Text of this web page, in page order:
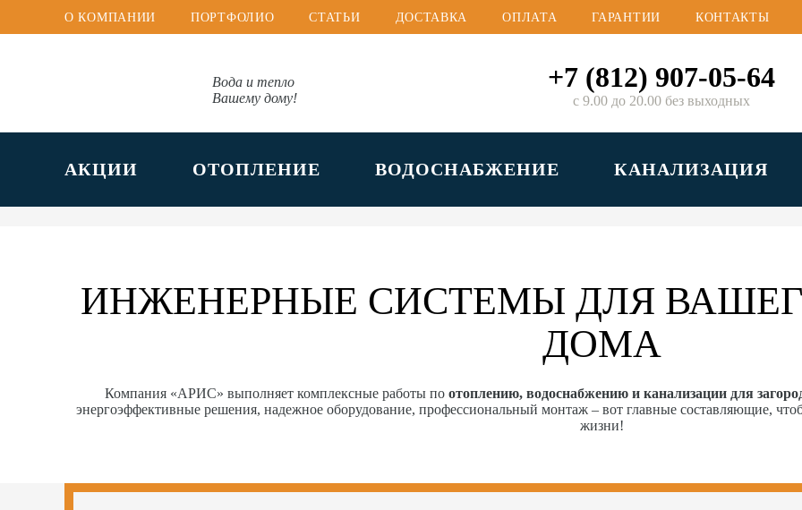
О КОМПАНИИ ПОРТФОЛИО СТАТЬИ ДОСТАВКА ОПЛАТА ГАРАНТИИ КОНТАКТЫ
Вода и тепло
Вашему дому!
+7 (812) 907-05-64
с 9.00 до 20.00 без выходных
АКЦИИ ОТОПЛЕНИЕ ВОДОСНАБЖЕНИЕ КАНАЛИЗАЦИЯ
ИНЖЕНЕРНЫЕ СИСТЕМЫ ДЛЯ
ДОМА
Компания «АРИС» выполняет комплексные работы по отоплению, водоснабжению и канализации для
энергоэффективные решения, надежное оборудование, профессиональный монтаж – вот главные составляющие,
жизни!